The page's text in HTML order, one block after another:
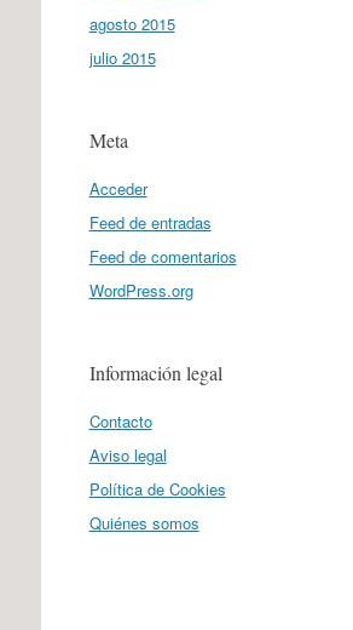
agosto 2015
julio 2015
Meta
Acceder
Feed de entradas
Feed de comentarios
WordPress.org
Información legal
Contacto
Aviso legal
Política de Cookies
Quiénes somos